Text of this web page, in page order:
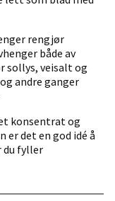
rengjør
både av
sollys, veisalt og
andre ganger
konsentrat og
er det en god idé å
fyller